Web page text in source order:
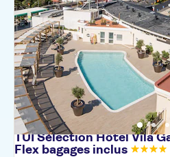
TUI Sélection Hôtel Vila
Flex bagages inclus